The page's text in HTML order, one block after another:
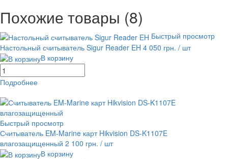
Похожие товары (8)
Быстрый просмотр
Настольный считыватель Sigur Reader EH 4 050 грн. / шт
В корзину
Подробнее
Быстрый просмотр
Считыватель EM-Marine карт Hikvision DS-K1107E
влагозащищенный 2 100 грн. / шт
В корзину